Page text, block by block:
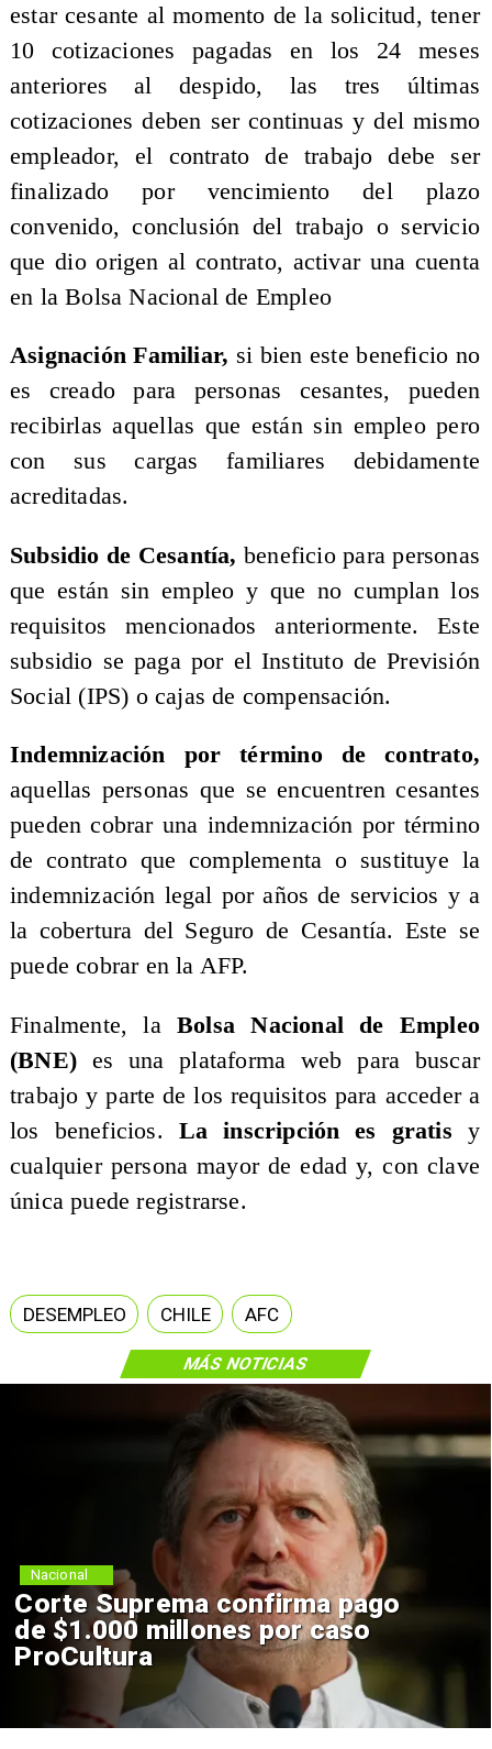
MÁS NOTICIAS
estar cesante al momento de la solicitud, tener
10 cotizaciones pagadas en los 24 meses
anteriores al despido, las tres últimas
cotizaciones deben ser continuas y del mismo
empleador, el contrato de trabajo debe ser
finalizado por vencimiento del plazo
convenido, conclusión del trabajo o servicio
que dio origen al contrato, activar una cuenta
en la Bolsa Nacional de Empleo
Asignación Familiar, si bien este beneficio no
es creado para personas cesantes, pueden
recibirlas aquellas que están sin empleo pero
con sus cargas familiares debidamente
acreditadas.
Subsidio de Cesantía, beneficio para personas
que están sin empleo y que no cumplan los
requisitos mencionados anteriormente. Este
subsidio se paga por el Instituto de Previsión
Social (IPS) o cajas de compensación.
Indemnización por término de contrato,
aquellas personas que se encuentren cesantes
pueden cobrar una indemnización por término
de contrato que complementa o sustituye la
indemnización legal por años de servicios y a
la cobertura del Seguro de Cesantía. Este se
puede cobrar en la AFP.
Finalmente, laBolsa Nacional de Empleo
(BNE)es una plataforma web para buscar
trabajo y parte de los requisitos para acceder a
los beneficios. La inscripción es gratis y
cualquier persona mayor de edad y, con clave
única puede registrarse.
DESEMPLEO CHILE AFC
Corte Suprema confirma pago
de $1.000 millones por caso
ProCultura
Nacional